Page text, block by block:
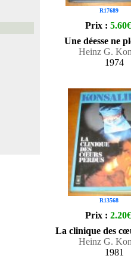
R17689
Prix : 5.60€
Une déesse ne
Heinz G.
1974
R13568
Prix : 2.20€
La clinique des
Heinz G.
1981